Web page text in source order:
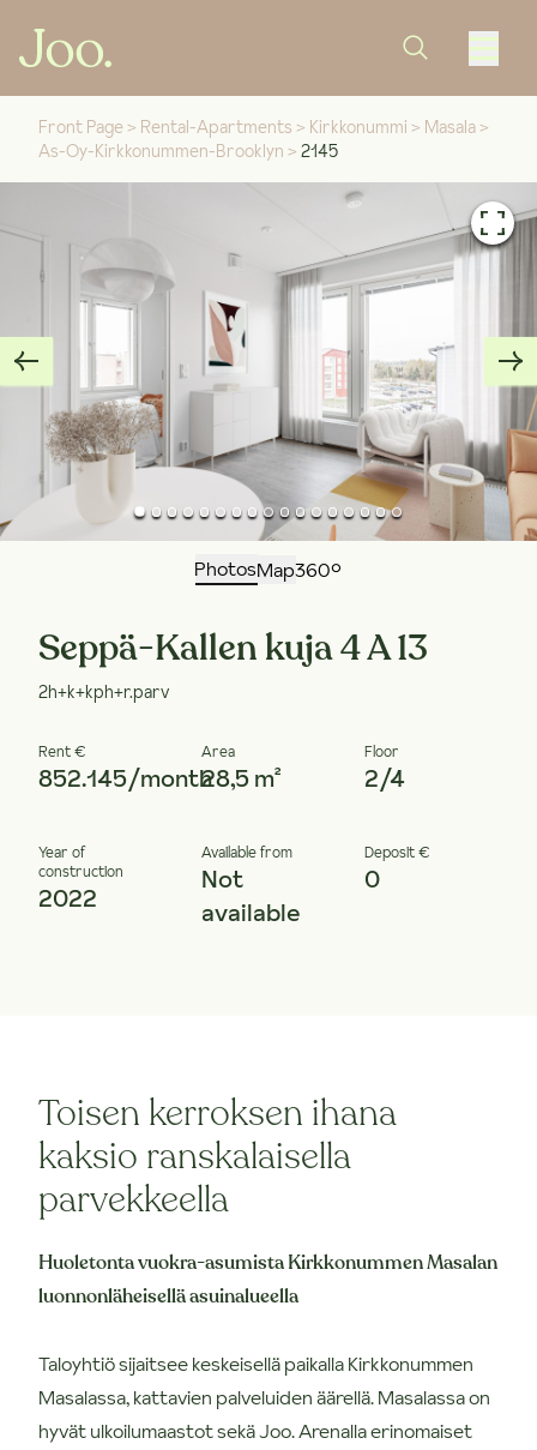
Front Page > Rental-Apartments > Kirkkonummi > Masala >
As-Oy-Kirkkonummen-Brooklyn > 2145
PhotosMap360°
Seppä-Kallen kuja 4 A 13
2h+k+kph+r.parv
Rent €
852.145/month
Area
28,5 m²
Floor
2/4
Year of
construction
2022
Available from
Not
available
Deposit €
0
Toisen kerroksen ihana
kaksio ranskalaisella
parvekkeella
Huoletonta vuokra-asumista Kirkkonummen Masalan
luonnonläheisellä asuinalueella
Taloyhtiö sijaitsee keskeisellä paikalla Kirkkonummen
Masalassa, kattavien palveluiden äärellä. Masalassa on
hyvät ulkoilumaastot sekä Joo. Arenalla erinomaiset